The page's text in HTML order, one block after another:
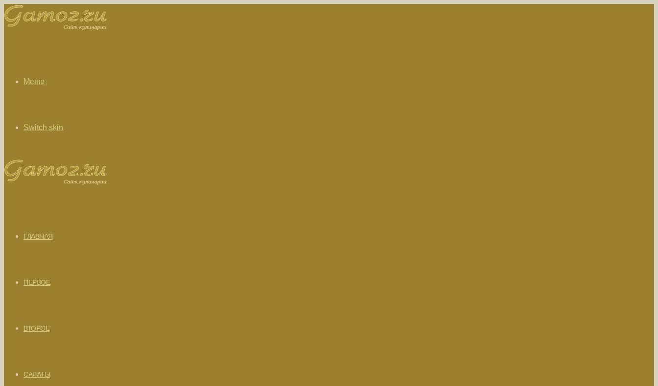
Меню
Switch skin
ГЛАВНАЯ
ПЕРВОЕ
ВТОРОЕ
САЛАТЫ